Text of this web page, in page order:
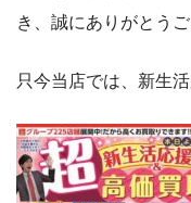
き、誠にありがとうご
只今当店では、新生